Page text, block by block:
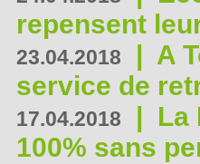
repensent
23.04.2018 | A
service de
17.04.2018 | La
100% sans